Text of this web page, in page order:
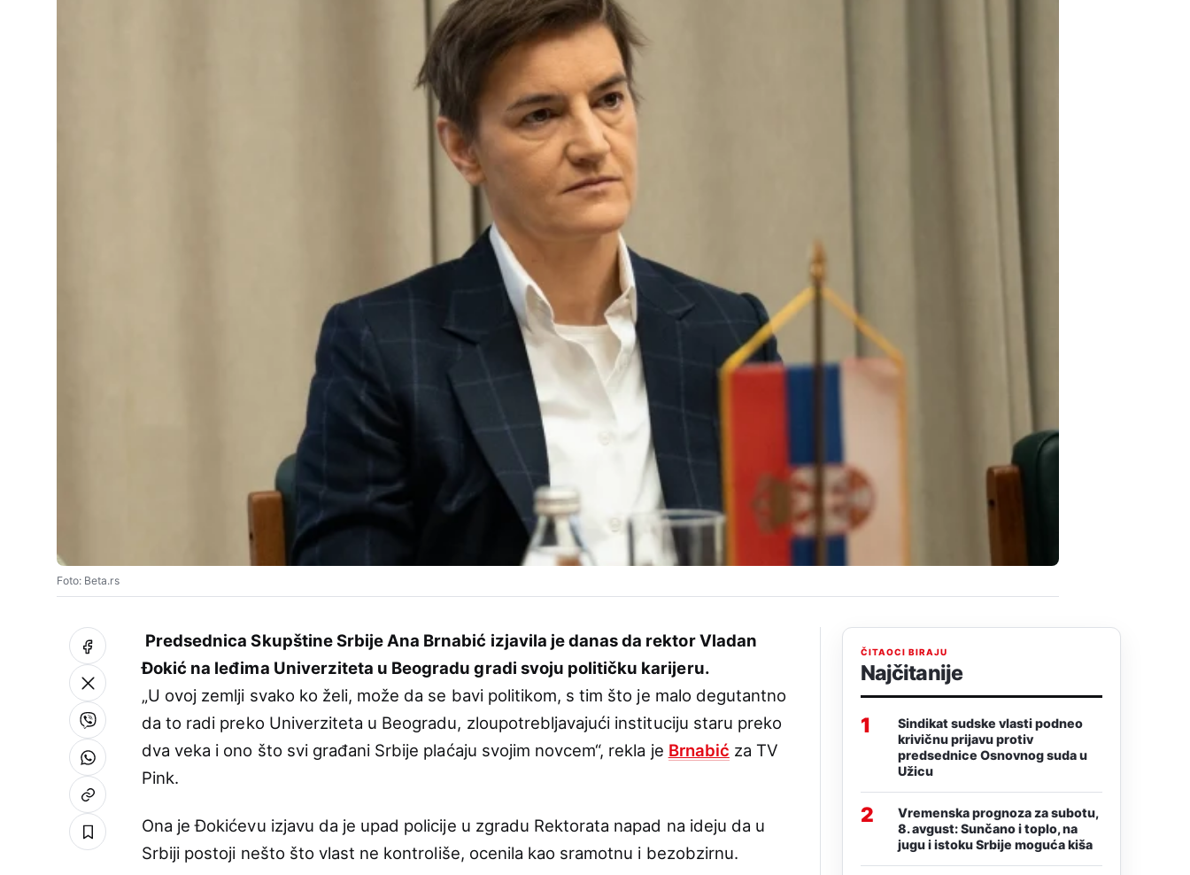
Foto: Beta.rs
Predsednica Skupštine Srbije Ana Brnabić izjavila je danas da rektor Vladan
Đokić na leđima Univerziteta u Beogradu gradi svoju političku karijeru.
„U ovoj zemlji svako ko želi, može da se bavi politikom, s tim što je malo degutantno
da to radi preko Univerziteta u Beogradu, zloupotrebljavajući instituciju staru preko
dva veka i ono što svi građani Srbije plaćaju svojim novcem“, rekla je Brnabić za TV
Pink.
Ona je Đokićevu izjavu da je upad policije u zgradu Rektorata napad na ideju da u
Srbiji postoji nešto što vlast ne kontroliše, ocenila kao sramotnu i bezobzirnu.
ČITAOCI BIRAJU
Najčitanije
1
Sindikat sudske vlasti podneo
krivičnu prijavu protiv
predsednice Osnovnog suda u
Užicu
2
Vremenska prognoza za subotu,
8. avgust: Sunčano i toplo, na
jugu i istoku Srbije moguća kiša